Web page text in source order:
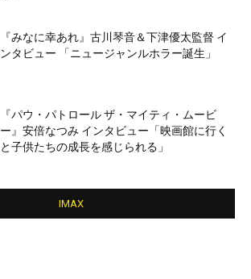
『みなに幸あれ』古川琴音＆下津優太監督 イ
ンタビュー 「ニュージャンルホラー誕生」
『パウ・パトロール ザ・マイティ・ムービ
ー』安倍なつみ インタビュー「映画館に行く
と子供たちの成長を感じられる」
IMAX